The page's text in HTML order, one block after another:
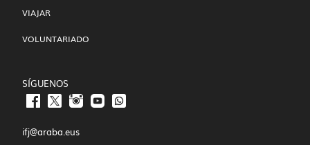
VIAJAR
VOLUNTARIADO
SÍGUENOS
ifj@araba.eus